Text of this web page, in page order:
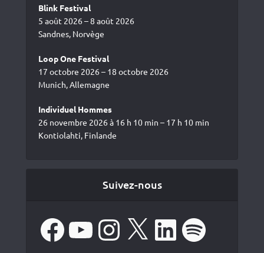
Blink Festival
5 août 2026 – 8 août 2026
Sandnes, Norvège
Loop One Festival
17 octobre 2026 – 18 octobre 2026
Munich, Allemagne
Individuel Hommes
26 novembre 2026 à 16 h 10 min – 17 h 10 min
Kontiolahti, Finlande
Suivez-nous
FacebookYouTube Instagram LinkedIn Spotify